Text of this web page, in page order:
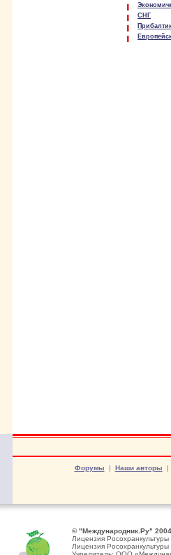
СНГ
Форумы | Наши авторы |
© "Международник.Ру"
Лицензия
Лицензия